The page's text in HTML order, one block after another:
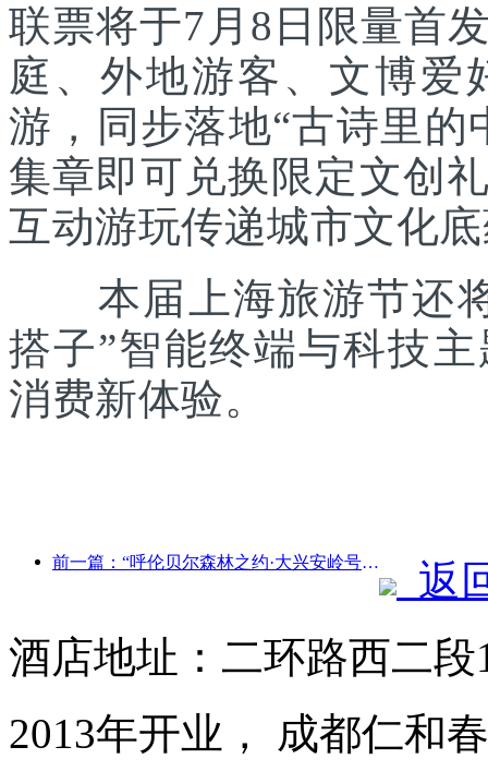
联票将于7月8日限量首
庭、外地游客、文博爱
游，同步落地“古诗里
集章即可兑换限定文创
互动游玩传递城市文化
本届上海旅游节还将
搭子”智能终端与科技
消费新体验。
前一篇：“呼伦贝尔森林之约·大兴安岭号--星光列车·天翼之旅”旅游专列首发
返
酒店地址：二环路西二
2013年开业， 成都仁